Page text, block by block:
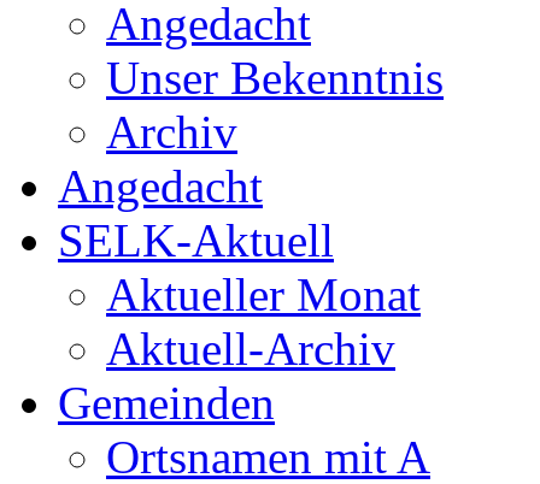
Angedacht
Unser Bekenntnis
Archiv
Angedacht
SELK-Aktuell
Aktueller Monat
Aktuell-Archiv
Gemeinden
Ortsnamen mit A